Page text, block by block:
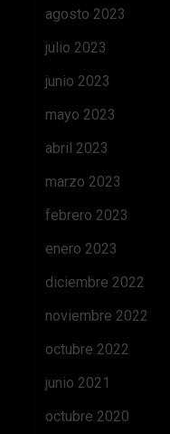
agosto 2023
julio 2023
junio 2023
mayo 2023
abril 2023
marzo 2023
febrero 2023
enero 2023
diciembre 2022
noviembre 2022
octubre 2022
junio 2021
octubre 2020